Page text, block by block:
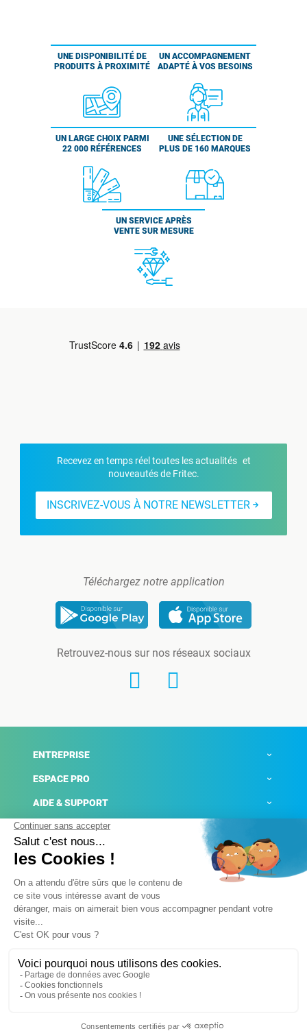
UNE DISPONIBILITÉ DE
PRODUITS À PROXIMITÉ
UN ACCOMPAGNEMENT
ADAPTÉ À VOS BESOINS
UN LARGE CHOIX PARMI
22 000 RÉFÉRENCES
UNE SÉLECTION DE
PLUS DE 160 MARQUES
UN SERVICE APRÈS
VENTE SUR MESURE
Recevez en temps réel toutes les actualités et
nouveautés de Fritec.
INSCRIVEZ-VOUS À NOTRE NEWSLETTER
Téléchargez notre application
Retrouvez-nous sur nos réseaux sociaux
ENTREPRISE
ESPACE PRO
AIDE & SUPPORT
ACTUALITÉS
Mentions légales
Conditions générales de ventes
Plateforme de signalement